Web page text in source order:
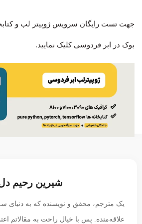
جهت تست رایگان سرویس ژوپیتر لب و
بوک در ابر فردوسی کلیک نمایید.
شیرین رحیم
یک مترجم، محقق و نویسنده که به دنیای
علاقه‌منده. پس با خیال راحت به مقالاتم